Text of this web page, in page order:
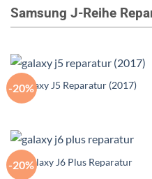
Samsung J-Reihe
-20%
Galaxy J5 Reparatur (2017)
-20%Galaxy J6 Plus Reparatur